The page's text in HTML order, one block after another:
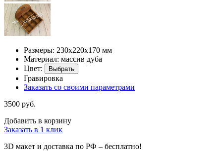
Размеры: 230х220х170 мм
Материал: массив дуба
Цвет:
Выбрать
Гравировка
Заказать со своими параметрами
3500 руб.
Добавить в корзину
Заказать в 1 клик
3D макет и доставка по РФ – бесплатно!